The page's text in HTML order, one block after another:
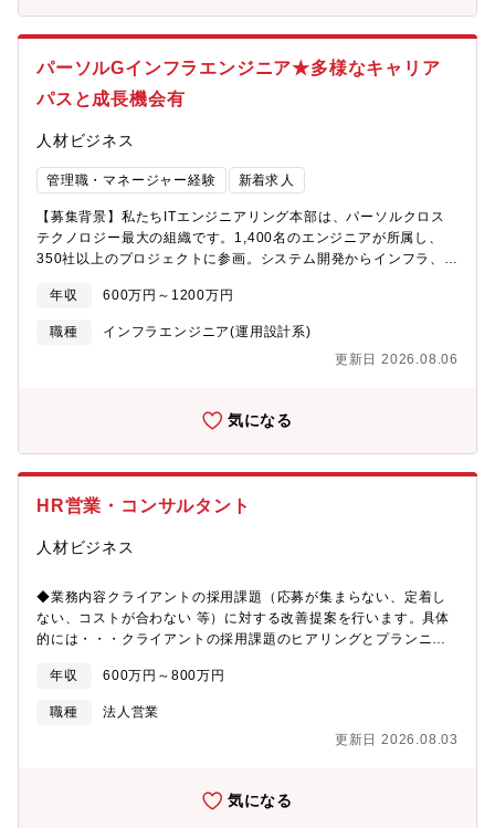
決に向き合うことができる環境となります。◎リモート・フレッ
クス制度ありで、柔軟な働き方が可能です。◎残業時間も10～20
定しており、お客様は電力会社やプラントメーカなど大手企業が
中心です。「技術力」と「信頼」を重視し、社会インフラを支え
ます。
証・監査対応）■IT資産の全社統制・ライフサイクル管理を三本柱
務内容】ネットワークインフラエンジニアとして、全国の拠点ネ
ットワークおよびクラウドネットワークの設計・構築・運用、お
の可視化と改善：全国拠点のWi-Fi/有線LAN環境の現状整理、遅
（NW品質改善）・次世代インフラへの移行：ゼロトラストネット
却に向けた基盤再設計・ライフサイクル管理（EOL対応）：老朽
化したネットワーク機器（ルーター、スイッチ、AP等）のリプレ
イス計画策定および実施・セキュリティガバナンスの推進：ネッ
制の構築・定常運用と障害対応：拠点増減時のネットワーク設
営、ベンダーコントロール、高度なトラブルシューティング【使
Terraformその他サービス、ツール等：Notion、Miro 、VSCode
当社はIPOを見据えた成長フェーズにあり、事業拡大とともにITイ
ンフラの重要性が一段と高まっています。現状、日々の運用体制
は整備されているものの、クラウド最適化、ゼロトラスト導入、
IT資産統制、BCP対策など、中長期的な基盤戦略と投資計画の立
案・推進が今後の課題です。今後の成長に向けて、クラウド・ネ
ットワーク・セキュリティを横断的に再設計し、企業の成長を支
増加やハイブリッドワークの普及といった事業拡大の進展によ
刷新が不可欠な状況です。さらに、セキュリティ戦略の観点では
「ゼロトラストネットワーク」への移行をはじめ、拠点ネットワ
ークのリプレイスやEOL対応など、早急に取り組むべき課題が顕
ットワーク戦略を策定・実行し、組織の成長を支えるネットワー
ク基盤をリードしていただける方を募集します【キャリアパス】
ニアやフルスタックエンジニア、ビジネスプロデューサーや社内
ンフラ設計に企画立案・技術選定から設計・構築・運用まで、一
パーソルGインフラエンジニア★多様なキャリア
パスと成長機会有
人材ビジネス
管理職・マネージャー経験 新着求人
【募集背景】私たちITエンジニアリング本部は、パーソルクロス
テクノロジー最大の組織です。1,400名のエンジニアが所属し、
350社以上のプロジェクトに参画。システム開発からインフラ、
り大切にしているのは、「個人の成長こそが、組織全体の成長を
生み出す」という考えです。幅広い技術領域と豊富なプロジェク
トを活かし、新しい技術に触れながら成長できる環境を整えてい
ます。目指すのは“課題を解決するソリューション組織”への進化、
な好循環を一緒に生み出していきませんか。【業務内容】AWS／
築、基幹システムのクラウド移行、ゼロトラスト導入、運用自動
術的な意思決定」と「顧客への価値提供」を両立しながら、イン
でなく、“技術で顧客を動かす経験”を積みたい方、クラウド・オン
戦力～ハイクラス人材向けの業務です。＜具体的には＞① AWS／
Azure のアーキテクチャ設計技術と事業要件を統合し、持続可能
な拡張性と規範的なセキュリティを備えた“未来基盤の設計思想”を
還元し、全体最適と回復力を両立する“動的に進化するネットワー
ト・価値のバランスを設計し、企業の中枢を止めずに“競争優位と
してのクラウド”へと位相転換させる。④ ゼロトラスト導入境界の
化人の作業をプロセス知に昇華し、“品質と速度が標準化された運
年収 600万円～1200万円
職種
インフラエンジニア(運用設計系)
更新日 2026.08.06
気になる
HR営業・コンサルタント
人材ビジネス
◆業務内容クライアントの採用課題（応募が集まらない、定着し
ない、コストが合わない 等）に対する改善提案を行います。具体
的には・・・クライアントの採用課題のヒアリングとプランニン
リクルーティングクラブなど）・採用効果の分析・改善提案・関
連部署との連携第二創業期を迎え、採用まわりの新サービス開発
にも積極的に取り組んでおり、事業創出に携わる機会も豊富で
す。専門性を深めつつ、新規事業にも挑戦できる柔軟なキャリア
挑戦できる・マネージャーとして事業の推進も若手メンバーのマ
年収 600万円～800万円
職種
法人営業
更新日 2026.08.03
気になる